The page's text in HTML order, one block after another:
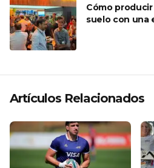
Cómo
suelo con una
Artículos Relacionados